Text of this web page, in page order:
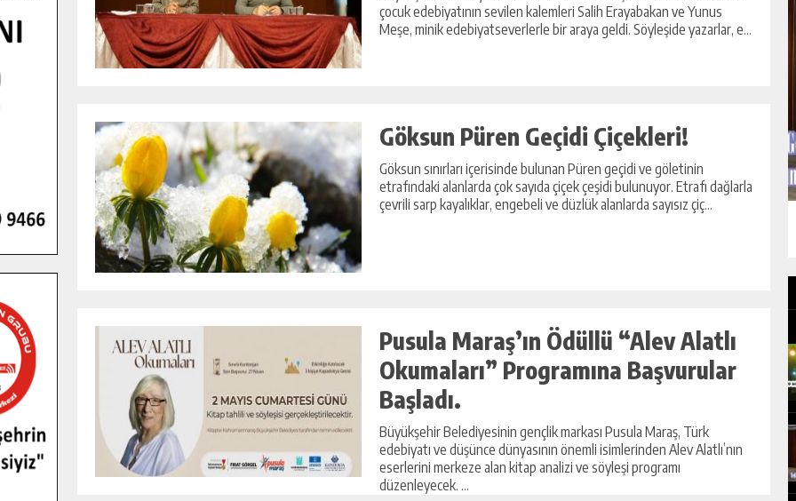
çocuk edebiyatının sevilen kalemleri Salih Erayabakan ve Yunus
Meşe, minik edebiyatseverlerle bir araya geldi. Söyleşide yazarlar, e...
Göksun Püren Geçidi Çiçekleri!
Göksun sınırları içerisinde bulunan Püren geçidi ve göletinin
etrafındaki alanlarda çok sayıda çiçek çeşidi bulunuyor. Etrafı dağlarla
çevrili sarp kayalıklar, engebeli ve düzlük alanlarda sayısız çiç...
Pusula Maraş’ın Ödüllü “Alev Alatlı
Okumaları” Programına Başvurular
Başladı.
Büyükşehir Belediyesinin gençlik markası Pusula Maraş, Türk
edebiyatı ve düşünce dünyasının önemli isimlerinden Alev Alatlı’nın
eserlerini merkeze alan kitap analizi ve söyleşi programı
düzenleyecek. ...